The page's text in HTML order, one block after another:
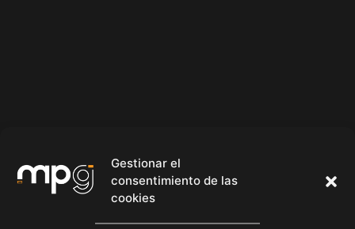
Gestionar el
consentimiento de las
cookies